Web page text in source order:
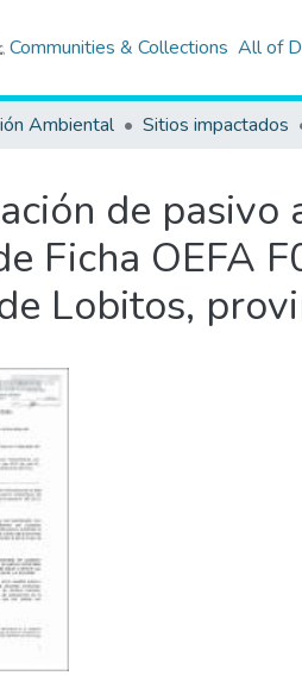
Communities & Collections All of
Ambiental Sitios impactados
de
Ficha OEFA
Lobitos,